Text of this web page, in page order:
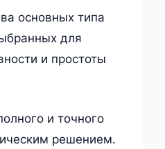
основных типа
для
и простоты
и точного
решением.